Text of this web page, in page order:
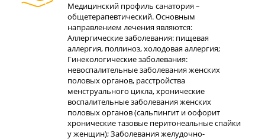
Медицинский профиль санатория –
общетерапевтический. Основным
направлением лечения являются:
Аллергические заболевания: пищевая
аллергия, поллиноз, холодовая аллергия;
Гинекологические заболевания:
невоспалительные заболевания женских
половых органов, расстройства
менструального цикла, хронические
воспалительные заболевания женских
половых органов (сальпингит и оофорит
хронические тазовые перитонеальные спайки
у женщин); Заболевания желудочно-